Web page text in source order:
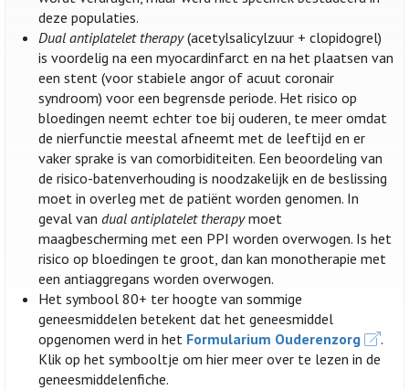
deze populaties.
Dual antiplatelet therapy(acetylsalicylzuur + clopidogrel)
is voordelig na een myocardinfarct en na het plaatsen van
een stent (voor stabiele angor of acuut coronair
syndroom) voor een begrensde periode. Het risico op
bloedingen neemt echter toe bij ouderen, te meer omdat
de nierfunctie meestal afneemt met de leeftijd en er
vaker sprake is van comorbiditeiten. Een beoordeling van
de risico-batenverhouding is noodzakelijk en de beslissing
moet in overleg met de patiënt worden genomen. In
geval vandual antiplatelet therapymoet
maagbescherming met een PPI worden overwogen. Is het
risico op bloedingen te groot, dan kan monotherapie met
een antiaggregans worden overwogen.
Het symbool 80+ ter hoogte van sommige
geneesmiddelen betekent dat het geneesmiddel
opgenomen werd in het Formularium Ouderenzorg
.
Klik op het symbooltje om hier meer over te lezen in de
geneesmiddelenfiche.